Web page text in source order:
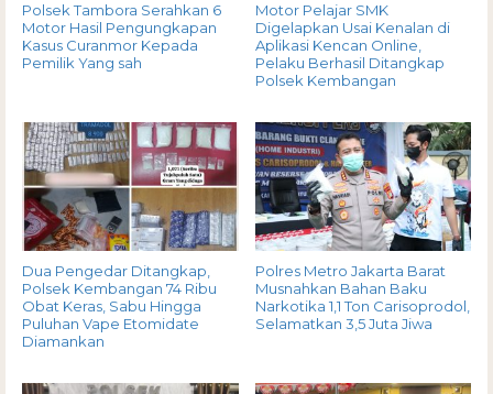
Polsek Tambora Serahkan 6
Motor Hasil Pengungkapan
Kasus Curanmor Kepada
Pemilik Yang sah
Motor Pelajar SMK
Digelapkan Usai Kenalan di
Aplikasi Kencan Online,
Pelaku Berhasil Ditangkap
Polsek Kembangan
Dua Pengedar Ditangkap,
Polsek Kembangan 74 Ribu
Obat Keras, Sabu Hingga
Puluhan Vape Etomidate
Diamankan
Polres Metro Jakarta Barat
Musnahkan Bahan Baku
Narkotika 1,1 Ton Carisoprodol,
Selamatkan 3,5 Juta Jiwa